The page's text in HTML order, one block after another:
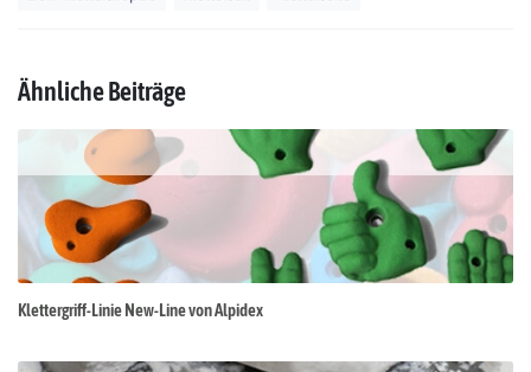
Ähnliche Beiträge
Klettergriff-Linie New-Line von Alpidex